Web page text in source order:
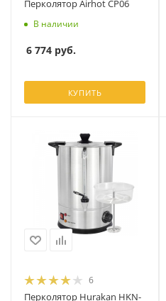
Перколятор Airhot CP06
В наличии
6 774 руб.
КУПИТЬ
6
Перколятор Hurakan HKN-